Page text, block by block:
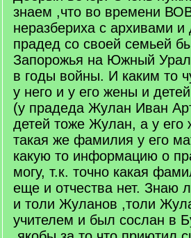
знаем ,что во времени
неразбериха с архивами
прадед со своей семьей
Запорожья на Южный Урал
в годы войны. И каким то
у него и у его жены и
(у прадеда Жулан Иван
детей тоже Жулан, а у
такая же фамилия у его
какую то информацию о
могу, т.к. точно какая
еще и отчества нет. Знаю
и толи Жуланов ,толи
учителем и был сослан в